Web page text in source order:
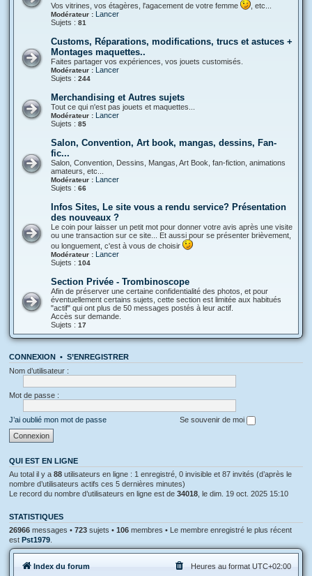
Vos vitrines, vos étagères, l'agacement de votre femme
, etc...
Modérateur : Lancer
Sujets : 81
Customs, Réparations, modifications, trucs et astuces +
Montages maquettes..
Faites partager vos expériences, vos jouets customisés.
Modérateur : Lancer
Sujets : 244
Merchandising et Autres sujets
Tout ce qui n'est pas jouets et maquettes...
Modérateur : Lancer
Sujets : 85
Salon, Convention, Art book, mangas, dessins, Fan-
fic...
Salon, Convention, Dessins, Mangas, Art Book, fan-fiction, animations
amateurs, etc...
Modérateur : Lancer
Sujets : 66
Infos Sites, Le site vous a rendu service? Présentation
des nouveaux ?
Le coin pour laisser un petit mot pour donner votre avis après une visite
ou une transaction sur ce site... Et aussi pour se présenter brièvement,
ou longuement, c'est à vous de choisir
Modérateur : Lancer
Sujets : 104
Section Privée - Trombinoscope
Afin de préserver une certaine confidentialité des photos, et pour
éventuellement certains sujets, cette section est limitée aux habitués
"actif" qui ont plus de 50 messages postés à leur actif.
Accès sur demande.
Sujets : 17
CONNEXION • S’ENREGISTRER
Nom d’utilisateur :
Mot de passe :
J’ai oublié mon mot de passe Se souvenir de moi
QUI EST EN LIGNE
Au total il y a 88 utilisateurs en ligne : 1 enregistré, 0 invisible et 87 invités (d’après le
nombre d’utilisateurs actifs ces 5 dernières minutes)
Le record du nombre d’utilisateurs en ligne est de 34018 , le dim. 19 oct. 2025 15:10
STATISTIQUES
26966 messages • 723 sujets • 106 membres • Le membre enregistré le plus récent
est Pst1979
Index du forum Heures au format UTC+02:00